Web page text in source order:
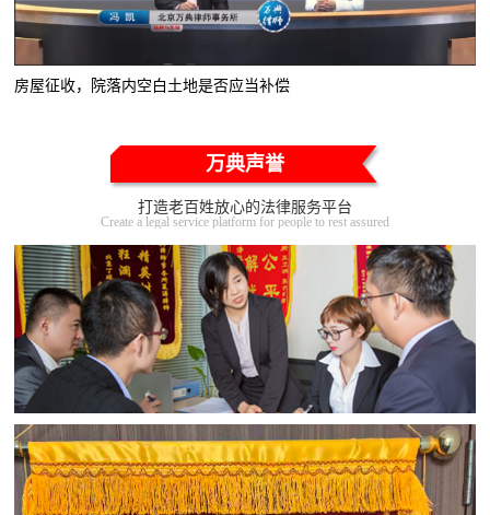
房屋征收，院落内空白土地是否应当补偿
万典声誉
打造老百姓放心的法律服务平台
Create a legal service platform for people to rest assured